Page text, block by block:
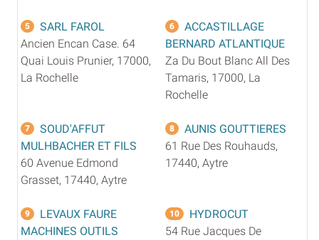
5
SARL FAROL
Ancien Encan Case. 64
Quai Louis Prunier, 17000,
La Rochelle
6
ACCASTILLAGE
BERNARD ATLANTIQUE
Za Du Bout Blanc All Des
Tamaris, 17000, La
Rochelle
7
SOUD'AFFUT
MULHBACHER ET FILS
60 Avenue Edmond
Grasset, 17440, Aytre
8
AUNIS GOUTTIERES
61 Rue Des Rouhauds,
17440, Aytre
9
LEVAUX FAURE
MACHINES OUTILS
10
HYDROCUT
54 Rue Jacques De